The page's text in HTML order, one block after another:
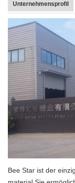
Unternehmensprofil
Bee Star ist der